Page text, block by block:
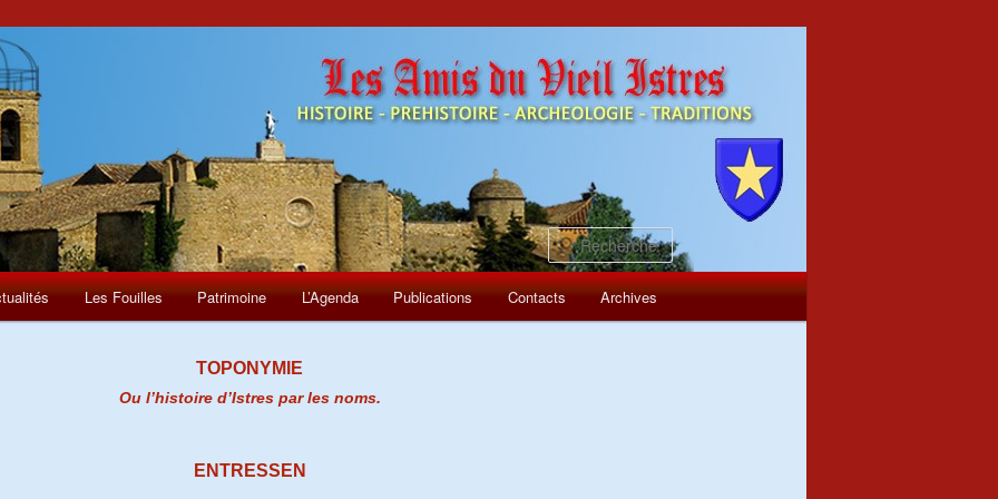
Recherche
Les Fouilles Patrimoine L’Agenda Publications Contacts Archives
TOPONYMIE
Ou l’histoire d’Istres par les noms.
ENTRESSEN